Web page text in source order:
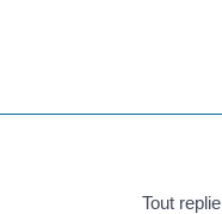
Tout